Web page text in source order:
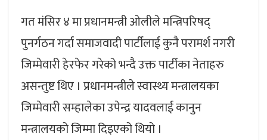
गत मंसिर ४ मा प्रधानमन्त्री ओलीले मन्त्रिपरिषद्
पुनर्गठन गर्दा समाजवादी पार्टीलाई कुनै परामर्श नगरी
जिम्मेवारी हेरफेर गरेको भन्दै उक्त पार्टीका नेताहरु
असन्तुष्ट थिए । प्रधानमन्त्रीले स्वास्थ्य मन्त्रालयका
जिम्मेवारी सम्हालेका उपेन्द्र यादवलाई कानुन
मन्त्रालयको जिम्मा दिइएको थियो ।